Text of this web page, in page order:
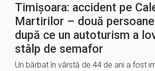
Timișoara: accident pe
Martirilor – două
după ce un autoturism a
stâlp de semafor
Un bărbat în vârstă de 44 de ani a fost